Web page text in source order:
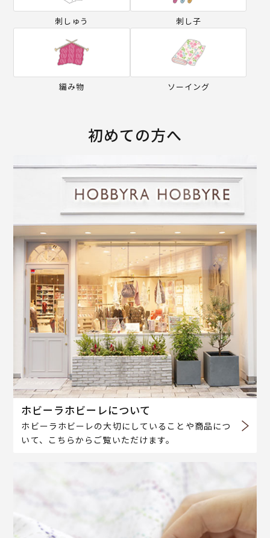
刺しゅう 刺し子
編み物 ソーイング
初めての方へ
ホビーラホビーレについて
ホビーラホビーレの大切にしていることや商品につ
いて、こちらからご覧いただけます。